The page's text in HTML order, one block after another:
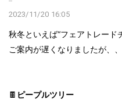
2023/11/20 16:05
秋冬といえば“フェアトレード
ご案内が遅くなりましたが、
🍫 ピープルツリー